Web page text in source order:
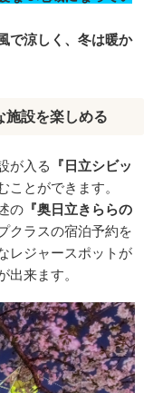
で涼しく、冬は暖か
施設を楽しめる
が入る
『日立シビッ
ことができます。
の 『奥日立きららの
クラスの宿泊予約を
レジャースポットが
出来ます。